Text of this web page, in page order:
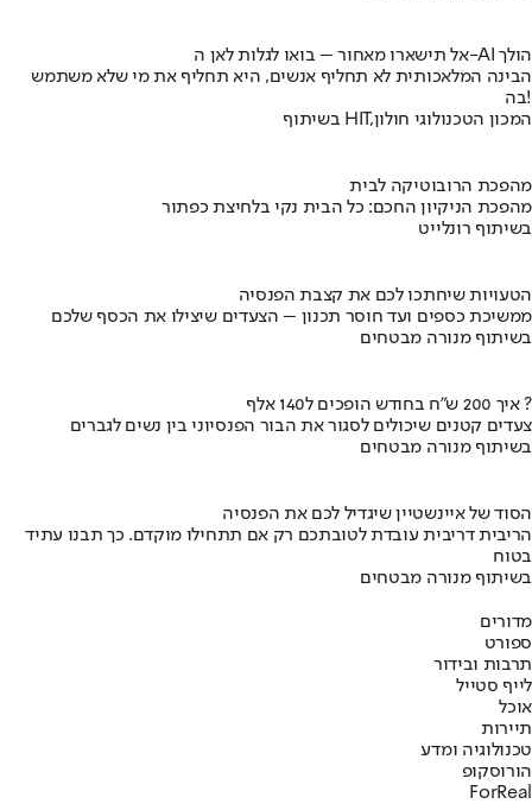
אל תישארו מאחור – בואו לגלות לאן ה-AI הולך
הבינה המלאכותית לא תחליף אנשים, היא תחליף את מי שלא משתמש
בה!
בשיתוף HIT,המכון הטכנולוגי חולון
מהפכת הרובוטיקה לבית
מהפכת הניקיון החכם: כל הבית נקי בלחיצת כפתור
בשיתוף רונלייט
הטעויות שיחתכו לכם את קצבת הפנסיה
ממשיכת כספים ועד חוסר תכנון – הצעדים שיצילו את הכסף שלכם
בשיתוף מנורה מבטחים
איך 200 ש"ח בחודש הופכים ל140 אלף ?
צעדים קטנים שיכולים לסגור את הבור הפנסיוני בין נשים לגברים
בשיתוף מנורה מבטחים
הסוד של איינשטיין שיגדיל לכם את הפנסיה
הריבית דריבית עובדת לטובתכם רק אם תתחילו מוקדם. כך תבנו עתיד
בטוח
בשיתוף מנורה מבטחים
מדורים
ספורט
תרבות ובידור
לייף סטייל
אוכל
תיירות
טכנולוגיה ומדע
הורוסקופ
ForReal